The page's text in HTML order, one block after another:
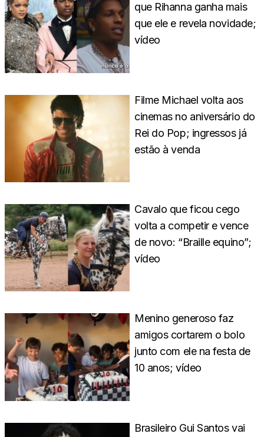
que Rihanna ganha mais
que ele e revela novidade;
vídeo
Filme Michael volta aos
cinemas no aniversário do
Rei do Pop; ingressos já
estão à venda
Cavalo que ficou cego
volta a competir e vence
de novo: “Braille equino”;
vídeo
Menino generoso faz
amigos cortarem o bolo
junto com ele na festa de
10 anos; vídeo
Brasileiro Gui Santos vai